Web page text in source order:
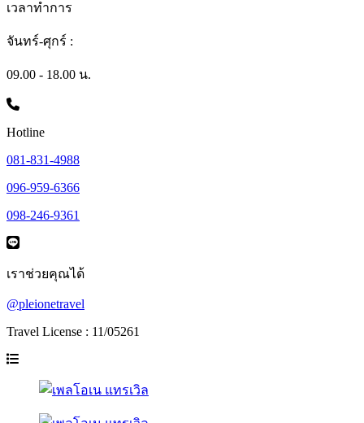
เวลาทำการ
จันทร์-ศุกร์ :
09.00 - 18.00 น.
Hotline
081-831-4988
096-959-6366
098-246-9361
เราช่วยคุณได้
@pleionetravel
Travel License : 11/05261